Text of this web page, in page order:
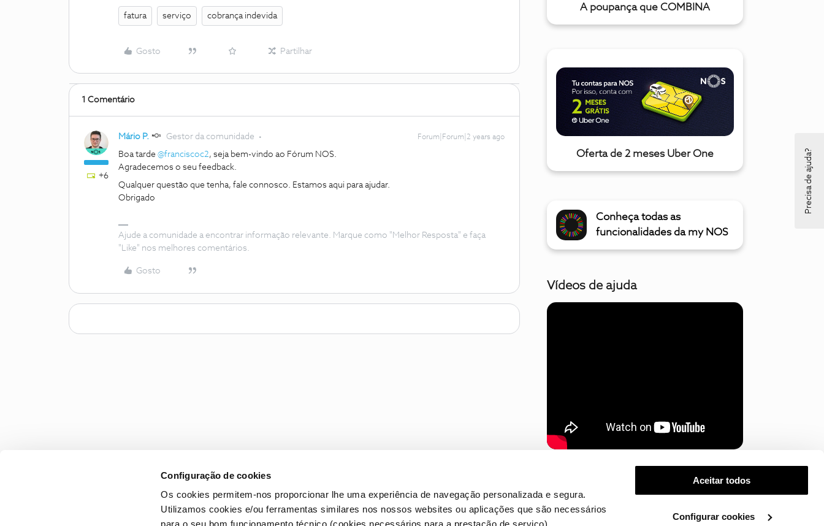
Configuração de cookies
Os cookies permitem-nos proporcionar lhe uma experiência de navegação personalizada e segura.
Utilizamos cookies e/ou ferramentas similares nos nossos websites ou aplicações que são necessários
Aceitar todos
Configurar cookies
fatura serviço cobrança indevida
Gosto Partilhar
1 Comentário
+6
Mário P. Gestor da comunidade Forum|Forum|2 years ago
Boa tarde @franciscoc2, seja bem-vindo ao Fórum NOS.
Agradecemos o seu feedback.
Qualquer questão que tenha, fale connosco. Estamos aqui para ajudar.
Obrigado
Ajude a comunidade a encontrar informação relevante. Marque como "Melhor Resposta" e faça
"Like" nos melhores comentários.
Gosto
A poupança que COMBINA
Oferta de 2 meses Uber One
Conheça todas as
funcionalidades da my NOS
Vídeos de ajuda
Precisa de ajuda?